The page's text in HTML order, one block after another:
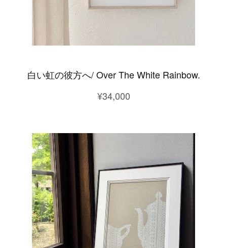
白い虹の彼方へ/ Over The White Rainbow.
¥34,000